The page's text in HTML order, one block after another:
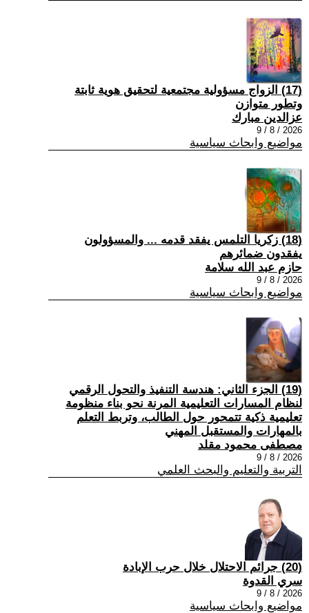
(17) الزواج مسؤولية مجتمعية لتحقيق هوية ثابتة
وتطور متوازن
عزالدين مبارك
2026 / 8 / 9
مواضيع وابحاث سياسية
(18) زكريا التلمس يفقد قدمه ... والمسؤولون
يفقدون ضمائرهم
حازم عبد الله سلامة
2026 / 8 / 9
مواضيع وابحاث سياسية
(19) الجزء الثاني: هندسة التنفيذ والتحول الرقمي
لنظام المسارات التعليمية المرنة نحو بناء منظومة
تعليمية ذكية تتمحور حول الطالب، وتربط التعلم
بالمهارات والمستقبل المهني
مصطفى محمود مقلد
2026 / 8 / 9
التربية والتعليم والبحث العلمي
(20) جرائم الاحتلال خلال حرب الإبادة
سري القدوة
2026 / 8 / 9
مواضيع وابحاث سياسية